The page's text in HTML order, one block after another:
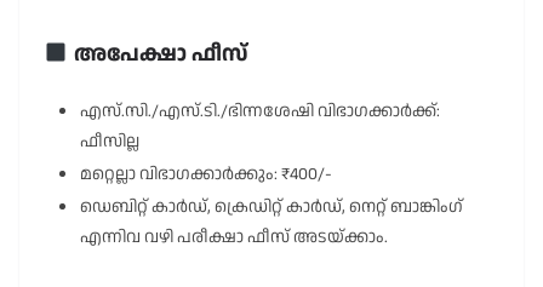
അപേക്ഷാ ഫീസ്
എസ്.സി./എസ്.ടി./ഭിന്നശേഷി വിഭാഗക്കാർക്ക്:
ഫീസില്ല
മറ്റെല്ലാ വിഭാഗക്കാർക്കും: ₹400/-
ഡെബിറ്റ് കാർഡ്, ക്രെഡിറ്റ് കാർഡ്, നെറ്റ് ബാങ്കിംഗ്
എന്നിവ വഴി പരീക്ഷാ ഫീസ് അടയ്ക്കാം.